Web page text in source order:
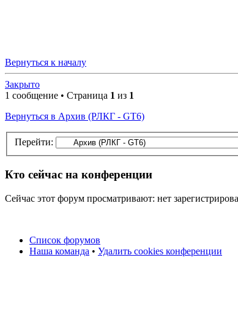
Вернуться к началу
Закрыто
1 сообщение • Страница 1 из 1
Вернуться в Архив (РЛКГ - GT6)
Перейти:
Кто сейчас на конференции
Сейчас этот форум просматривают: нет
Список форумов
Наша команда • Удалить cookies конференции